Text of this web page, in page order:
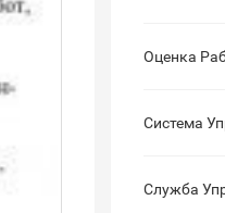
Оценка
Система
Служба